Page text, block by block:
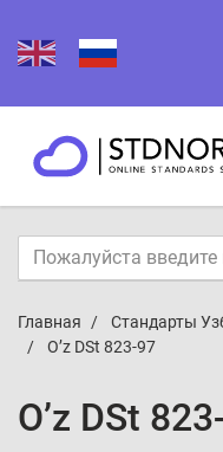
Главная Стандарты
O’z DSt 823-97
O’z DSt